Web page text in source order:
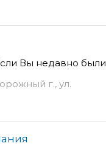
Вы недавно были
г., ул.